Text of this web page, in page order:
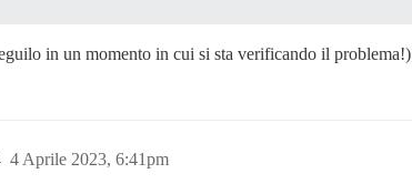
in un momento in cui si sta verificando il problema!)
4 Aprile 2023, 6:41pm